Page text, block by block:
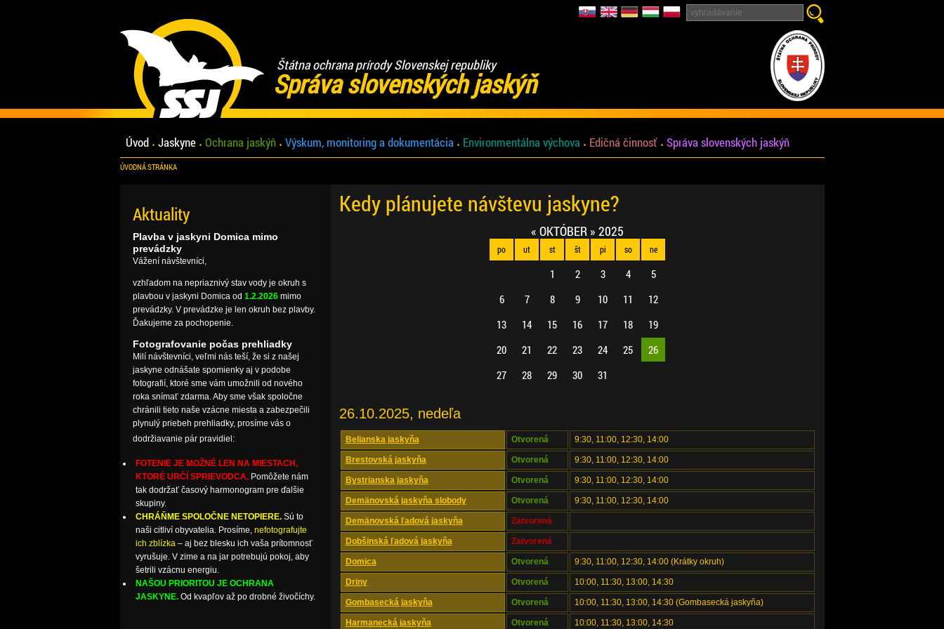
Štátna ochrana prírody Slovenskej republiky
Správa slovenských jaskýň
Úvod Jaskyne Ochrana jaskýň Výskum, monitoring a dokumentácia Environmentálna výchova Edičná činnosť Správa slovenských jaskýň
ÚVODNÁ STRÁNKA
Kedy plánujete návštevu jaskyne?
« OKTÓBER » 2025
po ut st št pi so ne
1 2 3 4
5
6
7 8 9 10 11
12
13
14 15 16 17 18
19
20
21 22 23 24 25
26
27
28 29 30 31
26.10.2025, nedeľa
Belianska jaskyňa Otvorená 9:30, 11:00, 12:30, 14:00
Brestovská jaskyňa Otvorená 9:30, 11:00, 12:30, 14:00
Bystrianska jaskyňa Otvorená 9:30, 11:00, 12:30, 14:00
Demänovská jaskyňa slobody Otvorená 9:30, 11:00, 12:30, 14:00
Demänovská ľadová jaskyňa Zatvorená
Dobšinská ľadová jaskyňa Zatvorená
Domica Otvorená 9:30, 11:00, 12:30, 14:00 (Krátky okruh)
Driny Otvorená 10:00, 11:30, 13:00, 14:30
Gombasecká jaskyňa Otvorená 10:00, 11:30, 13:00, 14:30 (Gombasecká jaskyňa)
Harmanecká jaskyňa Otvorená 10:00, 11:30, 13:00, 14:30
Aktuality
Plavba v jaskyni Domica mimo
prevádzky
Vážení návštevníci,
vzhľadom na nepriaznivý stav vody je okruh s
plavbou v jaskyni Domica od 1.2.2026mimo
prevádzky. V prevádzke je len okruh bez plavby.
Ďakujeme za pochopenie.
Fotografovanie počas prehliadky
Milí návštevníci, veľmi nás teší, že si z našej
jaskyne odnášate spomienky aj v podobe
fotografií, ktoré sme vám umožnili od nového
roka snímať zdarma. Aby sme však spoločne
chránili tieto naše vzácne miesta a zabezpečili
plynulý priebeh prehliadky, prosíme vás o
dodržiavanie pár pravidiel:
FOTENIE JE MOŽNÉ LEN NA MIESTACH,
KTORÉ URČÍ SPRIEVODCA.Pomôžete nám
tak dodržať časový harmonogram pre ďalšie
skupiny.
CHRÁŇME SPOLOČNE NETOPIERE.Sú to
naši citliví obyvatelia. Prosíme, nefotografujte
ich zblízka– aj bez blesku ich vaša prítomnosť
vyrušuje. V zime a na jar potrebujú pokoj, aby
šetrili vzácnu energiu.
NAŠOU PRIORITOU JE OCHRANA
JASKYNE. Od kvapľov až po drobné živočíchy.